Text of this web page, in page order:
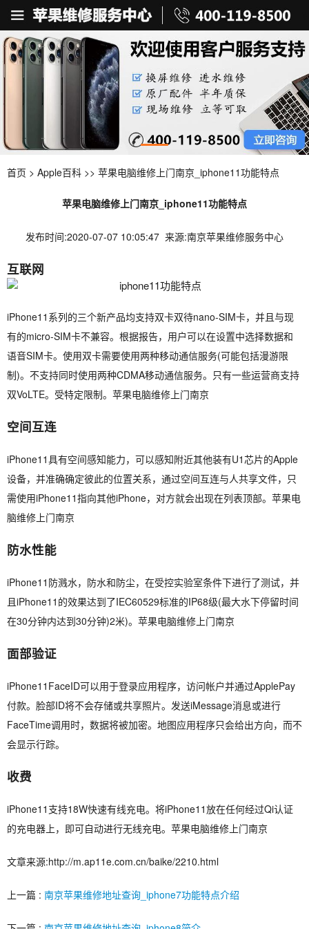
首页 > Apple百科 >> 苹果电脑维修上门南京_iphone11功能特点
苹果电脑维修上门南京_iphone11功能特点
发布时间:2020-07-07 10:05:47 来源:南京苹果维修服务中心
互联网
iPhone11系列的三个新产品均支持双卡双待nano-SIM卡，并且与现
有的micro-SIM卡不兼容。根据报告，用户可以在设置中选择数据和
语音SIM卡。使用双卡需要使用两种移动通信服务(可能包括漫游限
制)。不支持同时使用两种CDMA移动通信服务。只有一些运营商支持
双VoLTE。受特定限制。苹果电脑维修上门南京
空间互连
iPhone11具有空间感知能力，可以感知附近其他装有U1芯片的Apple
设备，并准确确定彼此的位置关系，通过空间互连与人共享文件，只
需使用iPhone11指向其他iPhone，对方就会出现在列表顶部。苹果电
脑维修上门南京
防水性能
iPhone11防溅水，防水和防尘，在受控实验室条件下进行了测试，并
且iPhone11的效果达到了IEC60529标准的IP68级(最大水下停留时间
在30分钟内达到30分钟)2米)。苹果电脑维修上门南京
面部验证
iPhone11FaceID可以用于登录应用程序，访问帐户并通过ApplePay
付款。脸部ID将不会存储或共享照片。发送iMessage消息或进行
FaceTime调用时，数据将被加密。地图应用程序只会给出方向，而不
会显示行踪。
收费
iPhone11支持18W快速有线充电。将iPhone11放在任何经过​​Qi认证
的充电器上，即可自动进行无线充电。苹果电脑维修上门南京
文章来源:http://m.ap11e.com.cn/baike/2210.html
上一篇 : 南京苹果维修地址查询_iphone7功能特点介绍